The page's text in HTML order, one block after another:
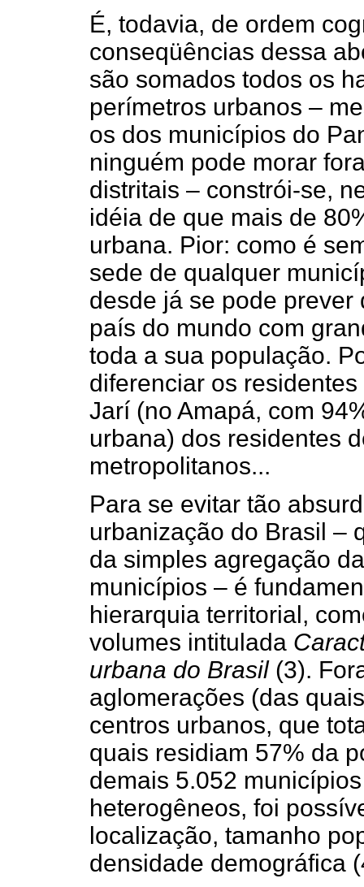
É, todavia, de ordem
conseqüências dessa
são somados todos os
perímetros urbanos –
os dos municípios do
ninguém pode morar
distritais – constrói-se,
idéia de que mais de
urbana. Pior: como é
sede de qualquer
desde já se pode
país do mundo com
toda a sua população.
diferenciar os
Jarí (no Amapá, com
urbana) dos residentes
metropolitanos...
Para se evitar tão
urbanização do Brasil –
da simples agregação
municípios – é
hierarquia territorial,
volumes intitulada
urbana do Brasil(3).
aglomerações (das
centros urbanos, que
quais residiam 57% da
demais 5.052
heterogêneos, foi
localização, tamanho
densidade demográfica